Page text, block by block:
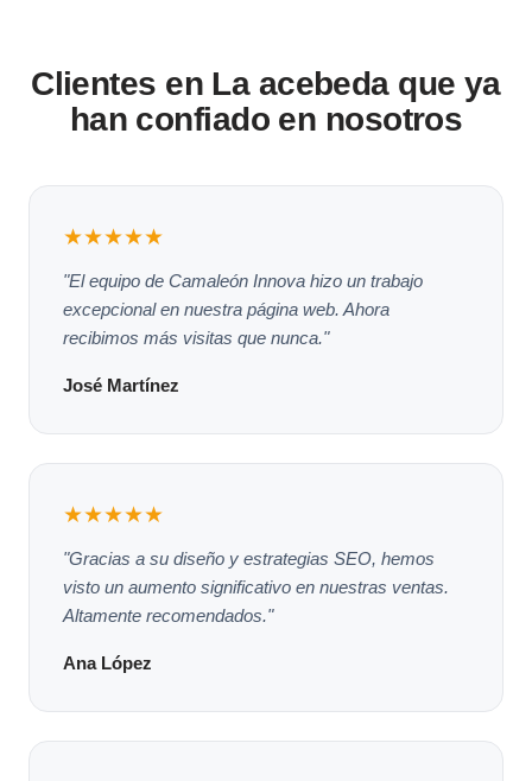
Clientes en La acebeda que ya
han confiado en nosotros
★★★★★
"El equipo de Camaleón Innova hizo un trabajo
excepcional en nuestra página web. Ahora
recibimos más visitas que nunca."
José Martínez
★★★★★
"Gracias a su diseño y estrategias SEO, hemos
visto un aumento significativo en nuestras ventas.
Altamente recomendados."
Ana López